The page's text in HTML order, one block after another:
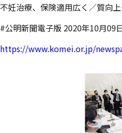
不妊治療、保険適用広く／質向
#公明新聞電子版 2020年10月09
https://www.komei.or.jp/